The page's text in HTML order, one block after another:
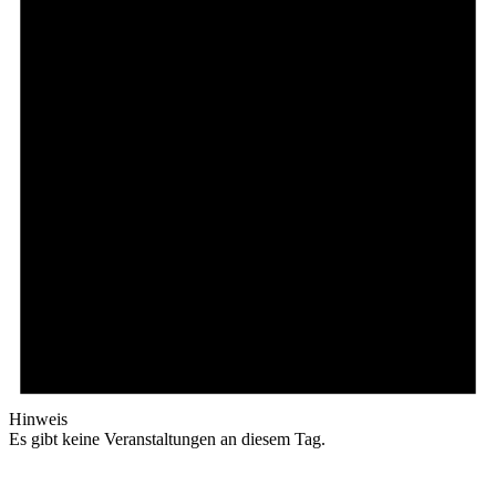
Hinweis
Es gibt keine Veranstaltungen an diesem Tag.